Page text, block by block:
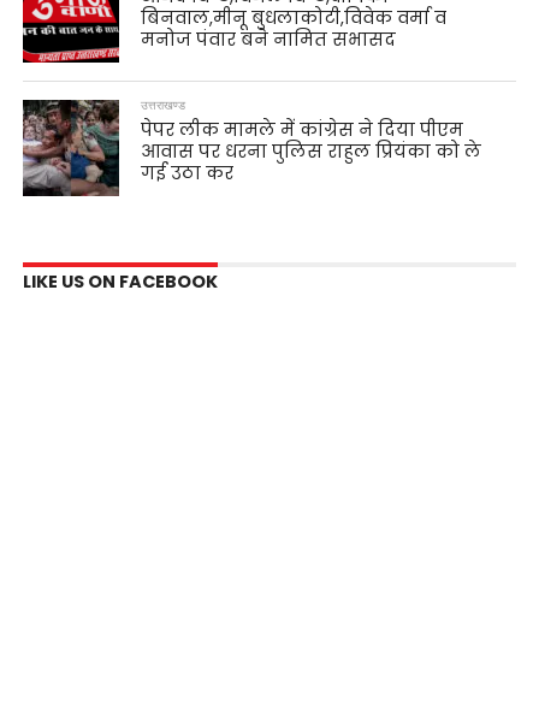
बिनवाल,मीनू बुधलाकोटी,विवेक वर्मा व
मनोज पंवार बने नामित सभासद
उत्तराखण्ड
पेपर लीक मामले में कांग्रेस ने दिया पीएम
आवास पर धरना पुलिस राहुल प्रियंका को ले
गई उठा कर
LIKE US ON FACEBOOK